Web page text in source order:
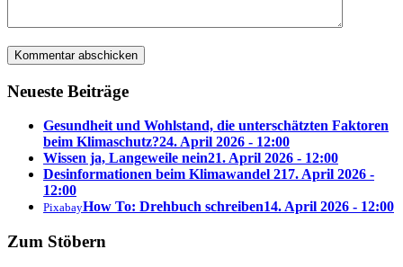
Neueste Beiträge
Gesundheit und Wohlstand, die unterschätzten Faktoren
beim Klimaschutz?24. April 2026 - 12:00
Wissen ja, Langeweile nein21. April 2026 - 12:00
Desinformationen beim Klimawandel 217. April 2026 -
12:00
PixabayHow To: Drehbuch schreiben14. April 2026 - 12:00
Zum Stöbern